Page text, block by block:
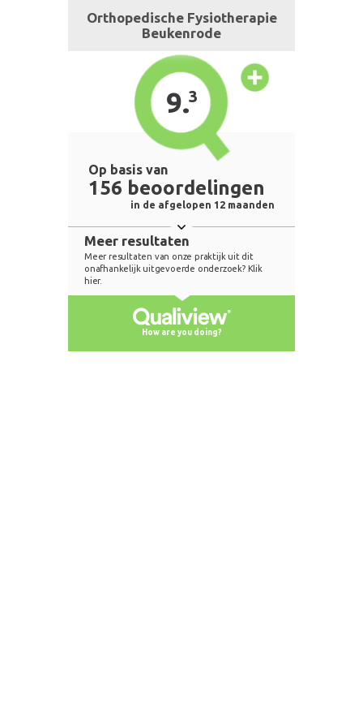
Orthopedische Fysiotherapie
Beukenrode
9.3
Op basis van
156 beoordelingen
in de afgelopen 12 maanden
Meer resultaten
Meer resultaten van onze praktijk uit dit
onafhankelijk uitgevoerde onderzoek? Klik
hier.
How are you doing?